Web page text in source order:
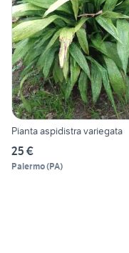
Pianta aspidistra variegata
25 €
Palermo(PA)